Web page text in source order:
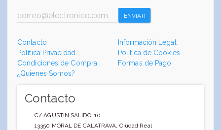
ENVIAR
Contacto
Información Legal
Política Privacidad
Política de Cookies
Condiciones de Compra
Formas de Pago
¿Quienes Somos?
Contacto
C/ AGUSTIN SALIDO, 10
13350 MORAL DE CALATRAVA, Ciudad Real